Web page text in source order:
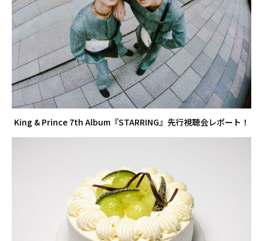
King & Prince 7th Album『STARRING』先行視聴会レポート！